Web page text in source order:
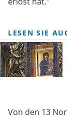
LESEN SIE
Von den 13